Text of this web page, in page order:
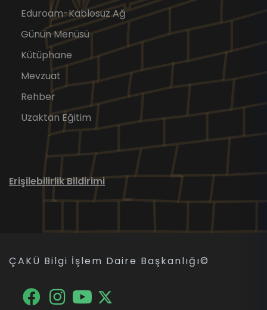
Eduroam-Kablosuz Ağ
Günün Menüsü
Kütüphane
Mevzuat
Rehber
Uzaktan Eğitim
Erişilebilirlik Bildirimi
ÇAKÜ Bilgi İşlem Daire Başkanlığı©
FacebookInstagramYouTube